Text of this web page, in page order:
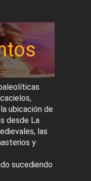
ubicación de
desde La
las
y
sucediendo